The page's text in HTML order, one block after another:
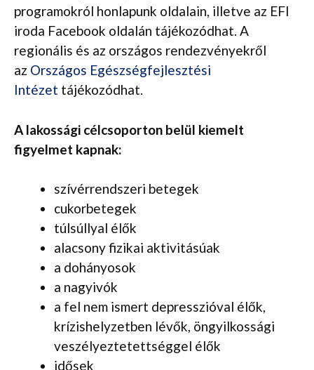
programokról honlapunk oldalain, illetve az EFI
iroda Facebook oldalán tájékozódhat. A
regionális és az országos rendezvényekről
az Országos Egészségfejlesztési
Intézet tájékozódhat.
A lakossági célcsoporton belül kiemelt
figyelmet kapnak:
szívérrendszeri betegek
cukorbetegek
túlsúllyal élők
alacsony fizikai aktivitásúak
a dohányosok
a nagyivók
a fel nem ismert depresszióval élők,
krízishelyzetben lévők, öngyilkossági
veszélyeztetettséggel élők
idősek